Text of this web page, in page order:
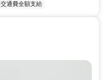
交通費全額支給